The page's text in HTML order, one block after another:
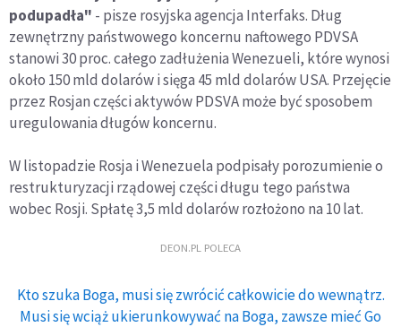
podupadła" - pisze rosyjska agencja Interfaks. Dług
zewnętrzny państwowego koncernu naftowego PDVSA
stanowi 30 proc. całego zadłużenia Wenezueli, które wynosi
około 150 mld dolarów i sięga 45 mld dolarów USA. Przejęcie
przez Rosjan części aktywów PDSVA może być sposobem
uregulowania długów koncernu.
W listopadzie Rosja i Wenezuela podpisały porozumienie o
restrukturyzacji rządowej części długu tego państwa
wobec Rosji. Spłatę 3,5 mld dolarów rozłożono na 10 lat.
DEON.PL POLECA
Kto szuka Boga, musi się zwrócić całkowicie do wewnątrz.
Musi się wciąż ukierunkowywać na Boga, zawsze mieć Go